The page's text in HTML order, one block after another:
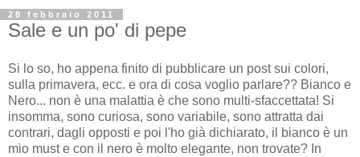
28 febbraio 2011
Sale e un po' di pepe
Si lo so, ho appena finito di pubblicare un post sui colori,
sulla primavera, ecc. e ora di cosa voglio parlare?? Bianco e
Nero... non è una malattia è che sono multi-sfaccettata! Si
insomma, sono curiosa, sono variabile, sono attratta dai
contrari, dagli opposti e poi l'ho già dichiarato, il bianco è un
mio must e con il nero è molto elegante, non trovate? In